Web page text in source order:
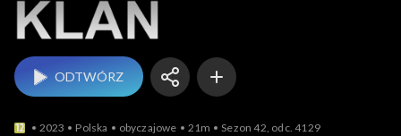
ODTWÓRZ
2023 Polska obyczajowe 21m Sezon 42, odc. 4129